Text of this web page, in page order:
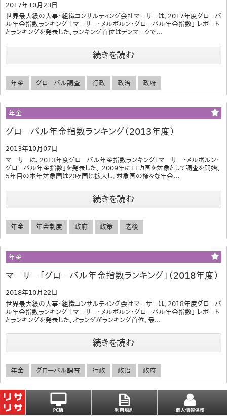
2017年10月23日
世界最大級の人事・組織コンサルティング会社マーサーは、2017年度グローバ
ル年金指数ランキング 「マーサー・メルボルン・グローバル年金指数」 レポート
とランキングを発表した。ランキング首位はデンマークで...
続きを読む
年金 グローバル調査 行政 政治 政府
年金
グローバル年金指数ランキング（2013年度）
2013年10月07日
マーサーは、2013年度グローバル年金指数ランキング「マーサー・メルボルン・
グローバル年金指数」を発表した。 2009年に11カ国を対象として調査を開始。
5年目の本年対象国は20ヶ国に拡大し、対象国の様々な年金...
続きを読む
年金 年金制度 政府 政策 老後
年金
マーサー「グローバル年金指数ランキング」（2018年度）
2018年10月22日
世界最大級の人事・組織コンサルティング会社マーサーは、2018年度グローバ
ル年金指数ランキング 「マーサー・メルボルン・グローバル年金指数」 レポート
とランキングを発表した。オランダがランキング首位、最...
続きを読む
年金 グローバル調査 行政 政治 政府